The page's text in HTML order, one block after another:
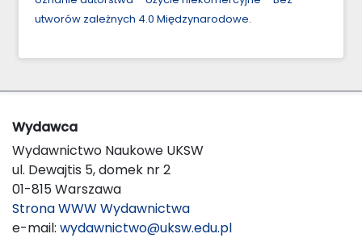
utworów zależnych 4.0 Międzynarodowe.
Wydawca
Wydawnictwo Naukowe UKSW
ul. Dewajtis 5, domek nr 2
01-815 Warszawa
Strona WWW Wydawnictwa
e-mail: wydawnictwo@uksw.edu.pl